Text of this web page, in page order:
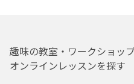
趣味の教室・ワークショッ
オンラインレッスンを探す